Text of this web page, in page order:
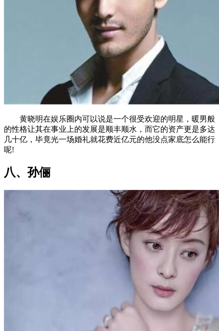
黄晓明在娱乐圈内可以说是一个很受欢迎的明星，暖男般
的性格让其在事业上的发展是顺丰顺水，而它的资产更是多达
几十亿，毕竟光一场婚礼就花费近亿元的他没点家底怎么能行
呢!
八、孙俪